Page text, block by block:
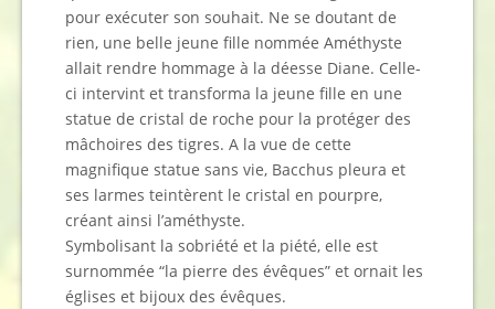
pour exécuter son souhait. Ne se doutant de
rien, une belle jeune fille nommée Améthyste
allait rendre hommage à la déesse Diane. Celle-
ci intervint et transforma la jeune fille en une
statue de cristal de roche pour la protéger des
mâchoires des tigres. A la vue de cette
magnifique statue sans vie, Bacchus pleura et
ses larmes teintèrent le cristal en pourpre,
créant ainsi l’améthyste.
Symbolisant la sobriété et la piété, elle est
surnommée “la pierre des évêques” et ornait les
églises et bijoux des évêques.